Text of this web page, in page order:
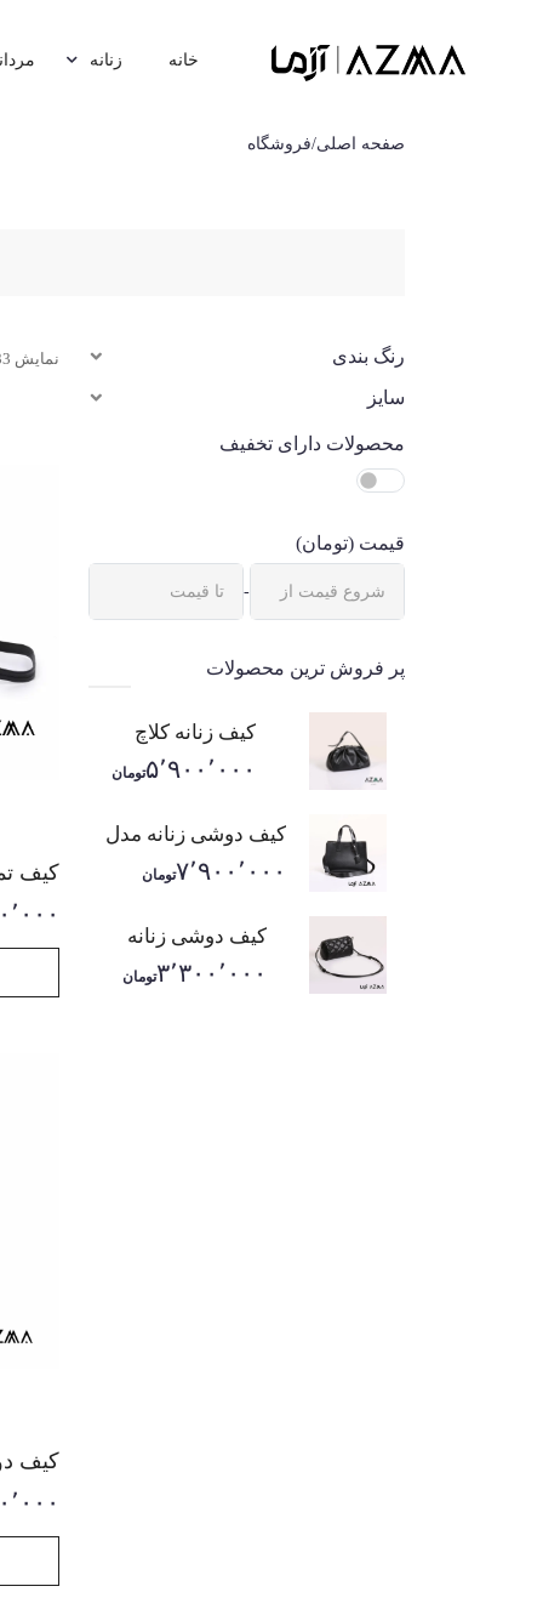
خانه زنانه
صفحه اصلی/فروشگاه
رنگ بندی
سایز
محصولات دارای تخفیف
قیمت (تومان)
-
پر فروش ترین محصولات
کیف زنانه کلاچ
۵٬۹۰۰٬۰۰۰تومان
کیف دوشی زنانه مدل
ورک بگ
۷٬۹۰۰٬۰۰۰تومان
کیف دوشی زنانه
۳٬۳۰۰٬۰۰۰تومان
نمایش 33 از 54 نتیجه
کیف
کیف